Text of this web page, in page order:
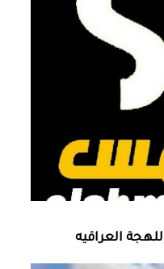
العراقيه